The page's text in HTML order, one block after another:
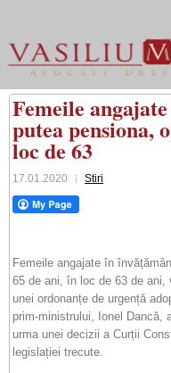
Femeile
putea pensiona,
loc de 63
17.01.2020 Stiri
Femeile angajate în
65 de ani, în loc de 63 de ani,
unei ordonanțe de urgență
prim-ministrului, Ionel Dancă,
urma unei decizii a Curții
legislației trecute.